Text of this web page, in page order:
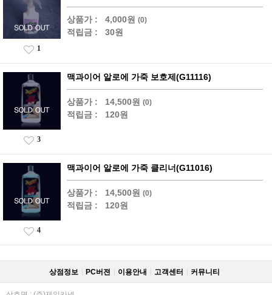
상품가 : 4,000원 (0)
적립금 : 30원
1
맥과이어 알로에 가죽 보호제(G11116)
상품가 : 14,500원 (0)
적립금 : 120원
3
맥과이어 알로에 가죽 클리너(G11016)
상품가 : 14,500원 (0)
적립금 : 120원
4
상점정보 PC버젼 이용안내 고객센터 커뮤니티